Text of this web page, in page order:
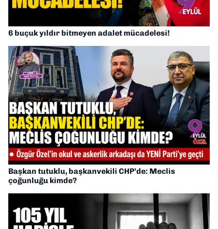
6 buçuk yıldır bitmeyen adalet mücadelesi!
Başkan tutuklu, başkanvekili CHP’de: Meclis
çoğunluğu kimde?